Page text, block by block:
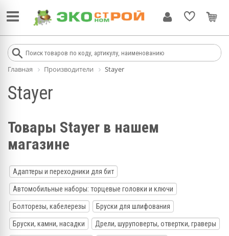
Главная Производители Stayer
Stayer
Товары Stayer в нашем
магазине
Адаптеры и переходники для бит
Автомобильные наборы: торцевые головки и ключи
Болторезы, кабелерезы Бруски для шлифования
Бруски, камни, насадки Дрели, шуруповерты, отвертки, граверы